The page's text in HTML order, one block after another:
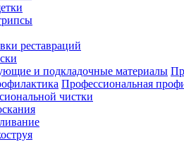
реставраций
Профессиональная
чистки